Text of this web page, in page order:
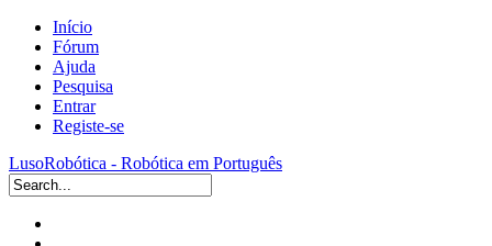
Início
Fórum
Ajuda
Pesquisa
Entrar
Registe-se
LusoRobótica - Robótica em Português